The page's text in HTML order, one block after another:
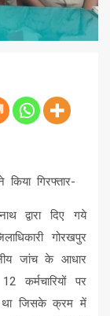
गिरफ्तार-
द्वारा दिए गये
गोरखपुर
जांच के आधार
कर्मचारियों पर
था जिसके क्रम में